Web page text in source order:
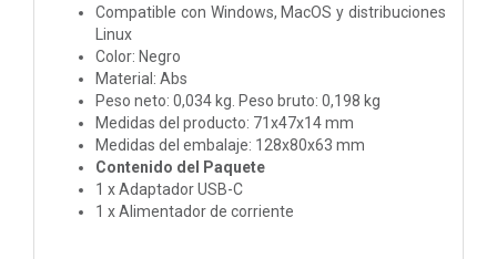
Compatible con Windows, MacOS y distribuciones
Linux
Color: Negro
Material: Abs
Peso neto: 0,034 kg. Peso bruto: 0,198 kg
Medidas del producto: 71x47x14 mm
Medidas del embalaje: 128x80x63 mm
Contenido del Paquete
1 x Adaptador USB-C
1 x Alimentador de corriente